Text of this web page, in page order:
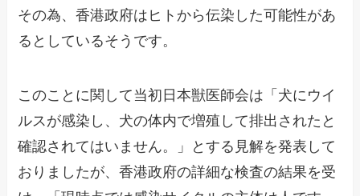
その為、香港政府はヒトから伝染した可能性があ
るとしているそうです。
このことに関して当初日本獣医師会は「犬にウイ
ルスが感染し、犬の体内で増殖して排出されたと
確認されてはいません。」とする見解を発表して
おりましたが、香港政府の詳細な検査の結果を受